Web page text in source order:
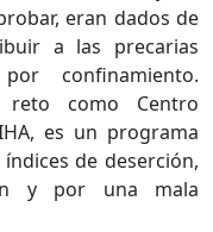
eran dados de
a las precarias
confinamiento.
reto como Centro
es un programa
de deserción,
y por una mala